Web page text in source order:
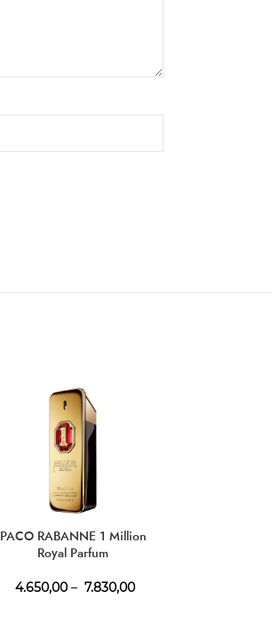
PACO RABANNE 1 Million
Royal Parfum
4.650,00 – 7.830,00